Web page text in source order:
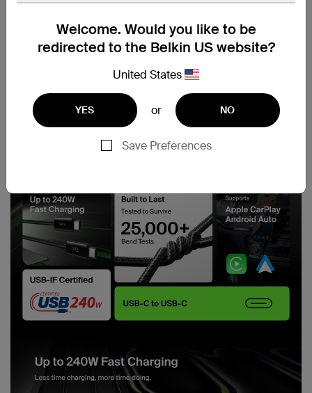
Welcome. Would you like to be
redirected to the Belkin US website?
United States
YES or NO
Save Preferences